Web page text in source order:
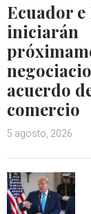
Ecuador
iniciarán
acuerdo
comercio
5 agosto, 2026